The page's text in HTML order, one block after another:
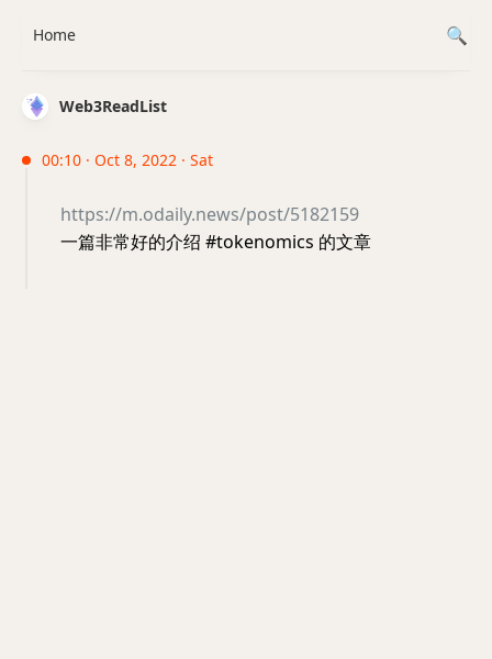
Web3ReadList
00:10 · Oct 8, 2022 · Sat
https://m.odaily.news/post/5182159
一篇非常好的介绍 #tokenomics 的文章
Home